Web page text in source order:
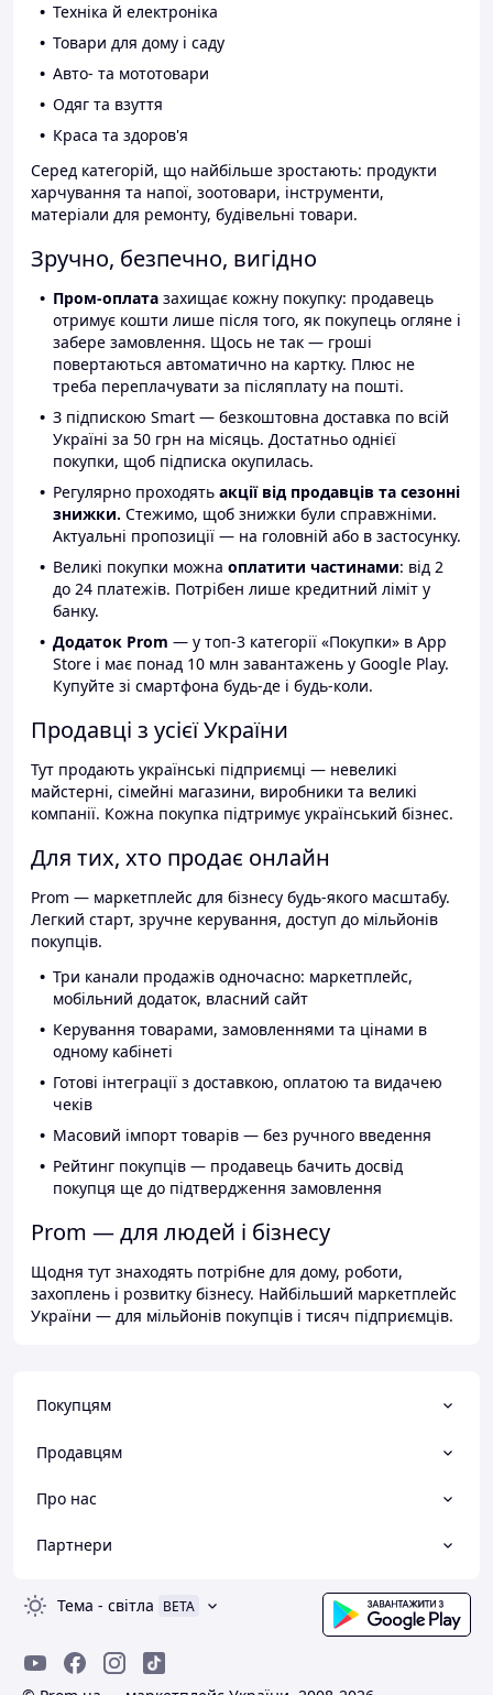
Техніка й електроніка
Товари для дому і саду
Авто- та мототовари
Одяг та взуття
Краса та здоров'я
Серед категорій, що найбільше зростають: продукти
харчування та напої, зоотовари, інструменти,
матеріали для ремонту, будівельні товари.
Зручно, безпечно, вигідно
Пром-оплата захищає кожну покупку: продавець
отримує кошти лише після того, як покупець огляне і
забере замовлення. Щось не так — гроші
повертаються автоматично на картку. Плюс не
треба переплачувати за післяплату на пошті.
З підпискою Smart — безкоштовна доставка по всій
Україні за 50 грн на місяць. Достатньо однієї
покупки, щоб підписка окупилась.
Регулярно проходять акції від продавців та сезонні
знижки. Стежимо, щоб знижки були справжніми.
Актуальні пропозиції — на головній або в застосунку.
Великі покупки можна оплатити частинами: від 2
до 24 платежів. Потрібен лише кредитний ліміт у
банку.
Додаток Prom — у топ-3 категорії «Покупки» в App
Store і має понад 10 млн завантажень у Google Play.
Купуйте зі смартфона будь-де і будь-коли.
Продавці з усієї України
Тут продають українські підприємці — невеликі
майстерні, сімейні магазини, виробники та великі
компанії. Кожна покупка підтримує український бізнес.
Для тих, хто продає онлайн
Prom — маркетплейс для бізнесу будь-якого масштабу.
Легкий старт, зручне керування, доступ до мільйонів
покупців.
Три канали продажів одночасно: маркетплейс,
мобільний додаток, власний сайт
Керування товарами, замовленнями та цінами в
одному кабінеті
Готові інтеграції з доставкою, оплатою та видачею
чеків
Масовий імпорт товарів — без ручного введення
Рейтинг покупців — продавець бачить досвід
покупця ще до підтвердження замовлення
Prom — для людей і бізнесу
Щодня тут знаходять потрібне для дому, роботи,
захоплень і розвитку бізнесу. Найбільший маркетплейс
України — для мільйонів покупців і тисяч підприємців.
Покупцям
Продавцям
Про нас
Партнери
Тема - світла BETA